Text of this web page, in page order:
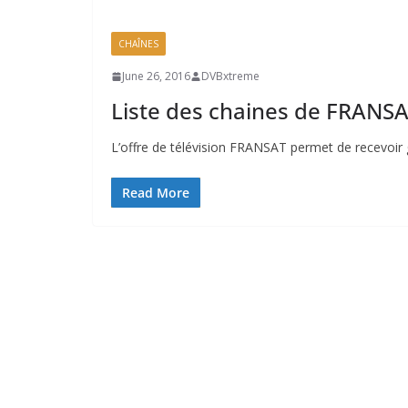
CHAÎNES
June 26, 2016 DVBxtreme
Liste des chaines de
L’offre de télévision FRANSAT permet de
Read More